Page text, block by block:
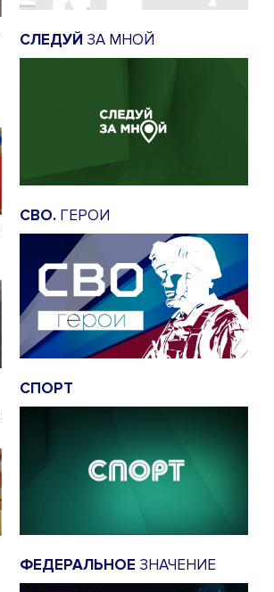
СЛЕДУЙ ЗА МНОЙ
СВО. ГЕРОИ
СПОРТ
ФЕДЕРАЛЬНОЕ ЗНАЧЕНИЕ